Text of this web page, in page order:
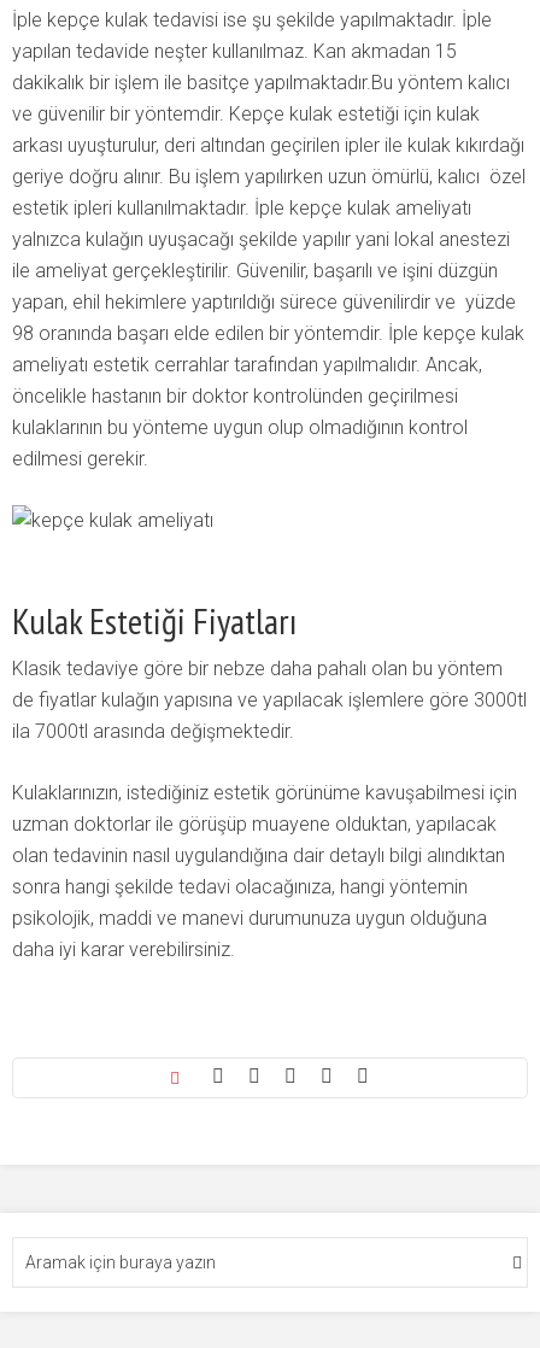
İple kepçe kulak tedavisi ise şu şekilde yapılmaktadır. İple
yapılan tedavide neşter kullanılmaz. Kan akmadan 15
dakikalık bir işlem ile basitçe yapılmaktadır.Bu yöntem kalıcı
ve güvenilir bir yöntemdir. Kepçe kulak estetiği için kulak
arkası uyuşturulur, deri altından geçirilen ipler ile kulak kıkırdağı
geriye doğru alınır. Bu işlem yapılırken uzun ömürlü, kalıcı özel
estetik ipleri kullanılmaktadır. İple kepçe kulak ameliyatı
yalnızca kulağın uyuşacağı şekilde yapılır yani lokal anestezi
ile ameliyat gerçekleştirilir. Güvenilir, başarılı ve işini düzgün
yapan, ehil hekimlere yaptırıldığı sürece güvenilirdir ve yüzde
98 oranında başarı elde edilen bir yöntemdir. İple kepçe kulak
ameliyatı estetik cerrahlar tarafından yapılmalıdır. Ancak,
öncelikle hastanın bir doktor kontrolünden geçirilmesi
kulaklarının bu yönteme uygun olup olmadığının kontrol
edilmesi gerekir.
Kulak Estetiği Fiyatları
Klasik tedaviye göre bir nebze daha pahalı olan bu yöntem
de fiyatlar kulağın yapısına ve yapılacak işlemlere göre 3000tl
ila 7000tl arasında değişmektedir.
Kulaklarınızın, istediğiniz estetik görünüme kavuşabilmesi için
uzman doktorlar ile görüşüp muayene olduktan, yapılacak
olan tedavinin nasıl uygulandığına dair detaylı bilgi alındıktan
sonra hangi şekilde tedavi olacağınıza, hangi yöntemin
psikolojik, maddi ve manevi durumunuza uygun olduğuna
daha iyi karar verebilirsiniz.